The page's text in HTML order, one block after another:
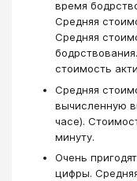
время
Средняя
Средняя
стоимость
Средняя
вычисленную
часе).
минуту.
Очень
цифры.